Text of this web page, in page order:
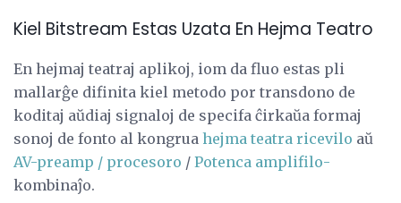
Kiel Bitstream Estas Uzata En Hejma Teatro
En hejmaj teatraj aplikoj, iom da fluo estas pli
mallarĝe difinita kiel metodo por transdono de
koditaj aŭdiaj signaloj de specifa ĉirkaŭa formaj
sonoj de fonto al kongrua hejma teatra ricevilo aŭ
AV-preamp / procesoro / Potenca amplifilo-
kombinaĵo.